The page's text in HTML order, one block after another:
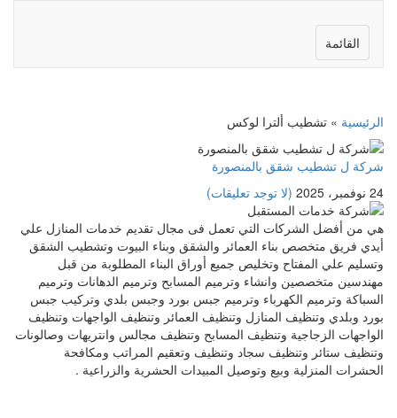
القائمة
الرئيسية » تشطيب ألترا لوكس
شركة ل تشطيب شقق بالمنصورة
24 نوفمبر، 2025
(لا توجد تعليقات)
هي من أفضل الشركات التي تعمل فى مجال تقديم خدمات المنازل علي
أيدي فريق متخصص بناء العمائر والشقق وبناء البيوت وتشطيب الشقق
وتسليم علي المفتاح وتخليص جميع أوراق البناء المطلوبة من قبل
مهندسين متخصصين وانشاء وترميم المسابح وترميم الدهانات وترميم
السباكة وترميم الكهرباء وترميم جبس بورد وجبس بلدي وتركيب جبس
بورد وبلدي وتنظيف المنازل وتنظيف العمائر وتنظيف الواجهات وتنظيف
الواجهات الزجاجية وتنظيف المسابح وتنظيف مجالس وانتريهات وصالونات
وتنظيف ستائر وتنظيف سجاد وتنظيف وتعقيم المراتب ومكافحة
الحشرات المنزلية وبيع وتوصيل المبيدات الحشرية والزراعية .